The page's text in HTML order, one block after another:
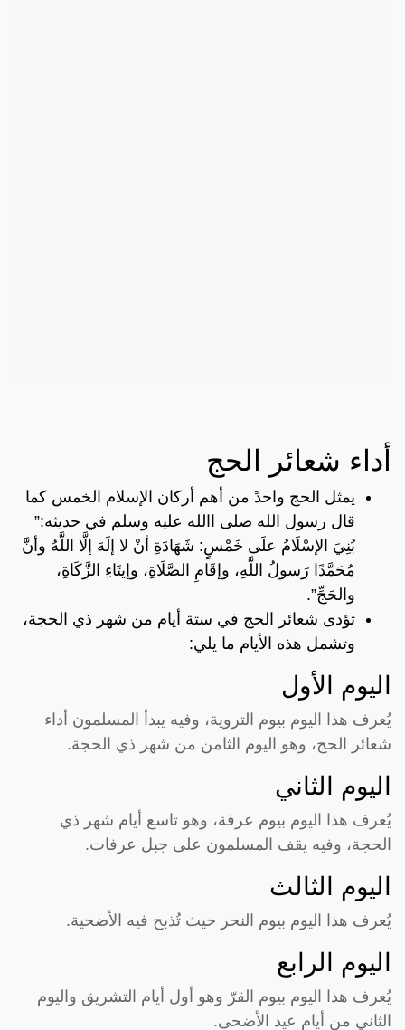
أداء شعائر الحج
يمثل الحج واحدً من أهم أركان الإسلام الخمس كما
قال رسول الله صلى االله عليه وسلم في حديثه:”
بُنِيَ الإسْلَامُ علَى خَمْسٍ: شَهَادَةِ أنْ لا إلَهَ إلَّا اللَّهُ وأنَّ
مُحَمَّدًا رَسولُ اللَّهِ، وإقَامِ الصَّلَاةِ، وإيتَاءِ الزَّكَاةِ،
والحَجِّ”.
تؤدى شعائر الحج في ستة أيام من شهر ذي الحجة،
وتشمل هذه الأيام ما يلي:
اليوم الأول
يُعرف هذا اليوم بيوم التروية، وفيه يبدأ المسلمون أداء
شعائر الحج، وهو اليوم الثامن من شهر ذي الحجة.
اليوم الثاني
يُعرف هذا اليوم بيوم عرفة، وهو تاسع أيام شهر ذي
الحجة، وفيه يقف المسلمون على جبل عرفات.
اليوم الثالث
يُعرف هذا اليوم بيوم النحر حيث تُذبح فيه الأضحية.
اليوم الرابع
يُعرف هذا اليوم بيوم القرّ وهو أول أيام التشريق واليوم
الثاني من أيام عيد الأضحى.